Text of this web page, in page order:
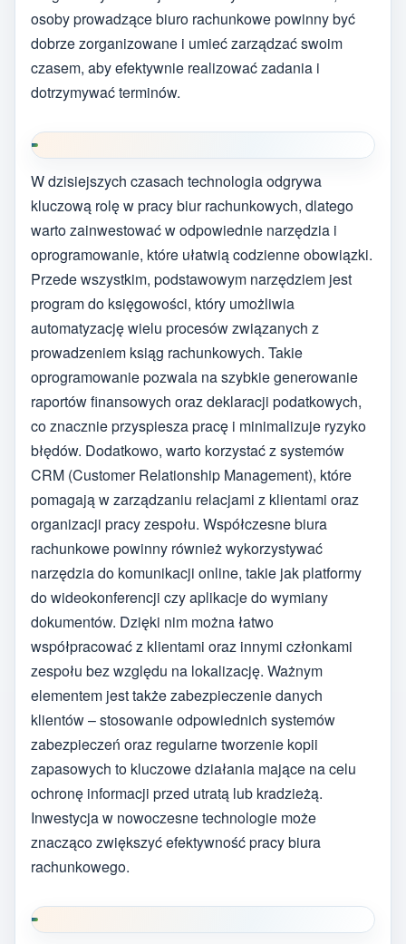
osoby prowadzące biuro rachunkowe powinny być
dobrze zorganizowane i umieć zarządzać swoim
czasem, aby efektywnie realizować zadania i
dotrzymywać terminów.
W dzisiejszych czasach technologia odgrywa
kluczową rolę w pracy biur rachunkowych, dlatego
warto zainwestować w odpowiednie narzędzia i
oprogramowanie, które ułatwią codzienne obowiązki.
Przede wszystkim, podstawowym narzędziem jest
program do księgowości, który umożliwia
automatyzację wielu procesów związanych z
prowadzeniem ksiąg rachunkowych. Takie
oprogramowanie pozwala na szybkie generowanie
raportów finansowych oraz deklaracji podatkowych,
co znacznie przyspiesza pracę i minimalizuje ryzyko
błędów. Dodatkowo, warto korzystać z systemów
CRM (Customer Relationship Management), które
pomagają w zarządzaniu relacjami z klientami oraz
organizacji pracy zespołu. Współczesne biura
rachunkowe powinny również wykorzystywać
narzędzia do komunikacji online, takie jak platformy
do wideokonferencji czy aplikacje do wymiany
dokumentów. Dzięki nim można łatwo
współpracować z klientami oraz innymi członkami
zespołu bez względu na lokalizację. Ważnym
elementem jest także zabezpieczenie danych
klientów – stosowanie odpowiednich systemów
zabezpieczeń oraz regularne tworzenie kopii
zapasowych to kluczowe działania mające na celu
ochronę informacji przed utratą lub kradzieżą.
Inwestycja w nowoczesne technologie może
znacząco zwiększyć efektywność pracy biura
rachunkowego.